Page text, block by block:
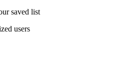
saved list
users